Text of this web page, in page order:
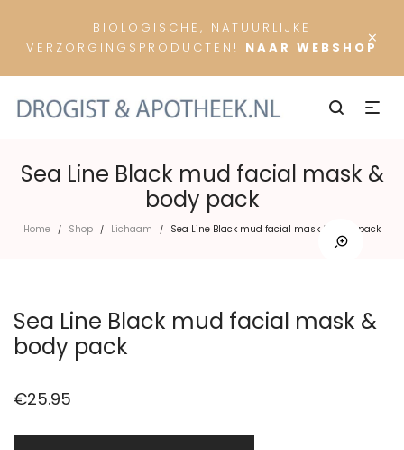
×
BIOLOGISCHE, NATUURLIJKE
VERZORGINGSPRODUCTEN! NAAR WEBSHOP
Sea Line Black mud facial mask &
body pack
Home / Shop / Lichaam / Sea Line Black mud facial mask & body pack
Sea Line Black mud facial mask &
body pack
€25.95